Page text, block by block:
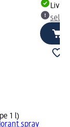
1 l)
spray